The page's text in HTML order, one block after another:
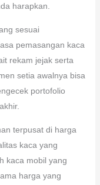
harapkan.
sesuai
pemasangan kaca
rekam jejak serta
setia awalnya bisa
portofolio
terpusat di harga
kaca yang
kaca mobil yang
harga yang